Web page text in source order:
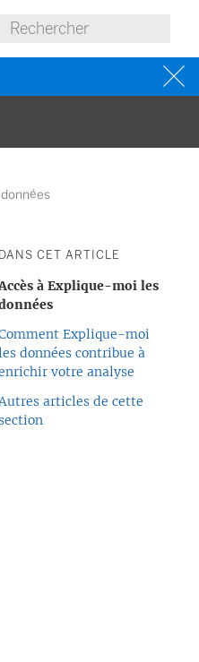
DANS CET ARTICLE
à Explique-moi les
Explique-moi
données contribue à
votre analyse
articles de cette